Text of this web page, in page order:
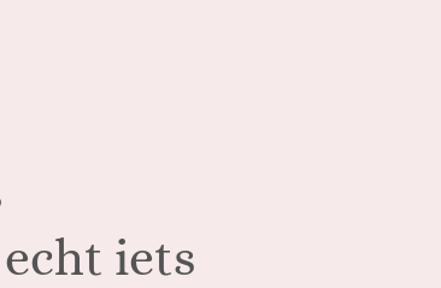
iets